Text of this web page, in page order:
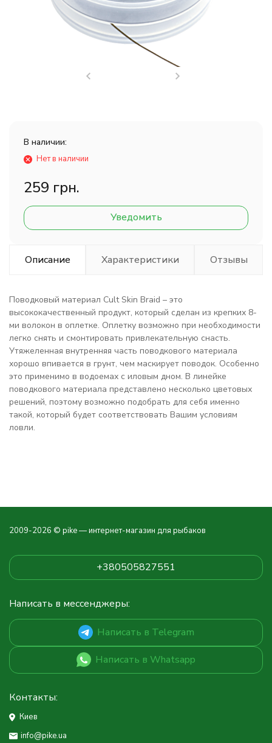
В наличии:
Нет в наличии
259 грн.
Уведомить
Описание Характеристики Отзывы
Поводковый материал Cult Skin Braid – это
высококачественный продукт, который сделан из крепких 8-
ми волокон в оплетке. Оплетку возможно при необходимости
легко снять и смонтировать привлекательную снасть.
Утяжеленная внутренняя часть поводкового материала
хорошо впивается в грунт, чем маскирует поводок. Особенно
это применимо в водоемах с иловым дном. В линейке
поводкового материала представлено несколько цветовых
решений, поэтому возможно подобрать для себя именно
такой, который будет соответствовать Вашим условиям
ловли.
2009-2026 © pike — интернет-магазин для рыбаков
+380505827551
Написать в мессенджеры:
Написать в Telegram
Написать в Whatsapp
Контакты:
Киев
info@pike.ua